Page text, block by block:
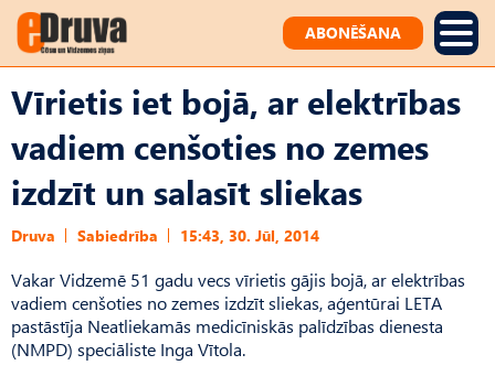
ABONĒŠANA
Vīrietis iet bojā, ar elektrības
vadiem cenšoties no zemes
izdzīt un salasīt sliekas
Druva Sabiedrība 15:43, 30. Jūl, 2014
Vakar Vidzemē 51 gadu vecs vīrietis gājis bojā, ar elektrības
vadiem cenšoties no zemes izdzīt sliekas, aģentūrai LETA
pastāstīja Neatliekamās medicīniskās palīdzības dienesta
(NMPD) speciāliste Inga Vītola.